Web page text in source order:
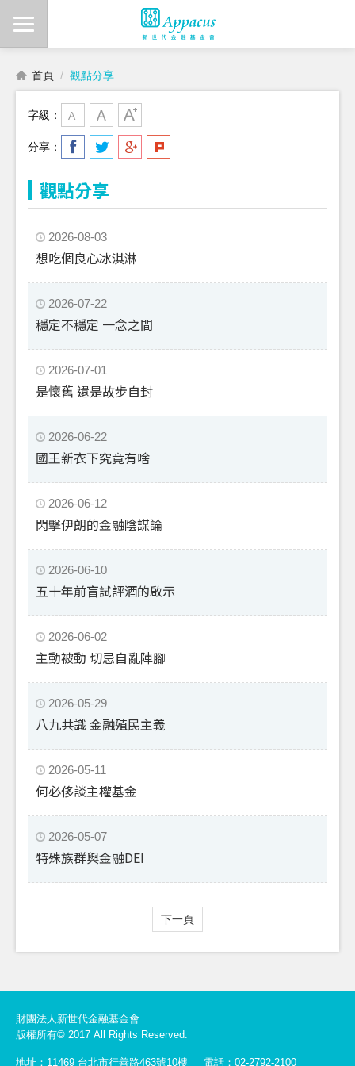
首頁 觀點分享
字級：
分享：
觀點分享
2026-08-03
想吃個良心冰淇淋
2026-07-22
穩定不穩定 一念之間
2026-07-01
是懷舊 還是故步自封
2026-06-22
國王新衣下究竟有啥
2026-06-12
閃擊伊朗的金融陰謀論
2026-06-10
五十年前盲試評酒的啟示
2026-06-02
主動被動 切忌自亂陣腳
2026-05-29
八九共識 金融殖民主義
2026-05-11
何必侈談主權基金
2026-05-07
特殊族群與金融DEI
下一頁
財團法人新世代金融基金會
版權所有© 2017 All Rights Reserved.
地址：11469 台北市行善路463號10樓 電話：02-2792-2100